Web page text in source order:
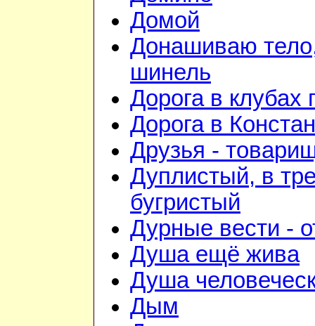
Домой
Донашиваю
шинель
Дорога в клубах
Дорога в
Друзья -
Дуплистый, в
бугристый
Дурные вести -
Душа ещё жива
Душа
Дым